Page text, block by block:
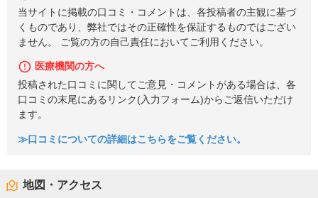
当サイトに掲載の口コミ・コメントは、各投稿者の主観に基づ
くものであり、弊社ではその正確性を保証するものではござい
ません。 ご覧の方の自己責任においてご利用ください。
医療機関の方へ
投稿された口コミに関してご意見・コメントがある場合は、各
口コミの末尾にあるリンク(入力フォーム)からご返信いただけ
ます。
≫口コミについての詳細はこちらをご覧ください。
地図・アクセス